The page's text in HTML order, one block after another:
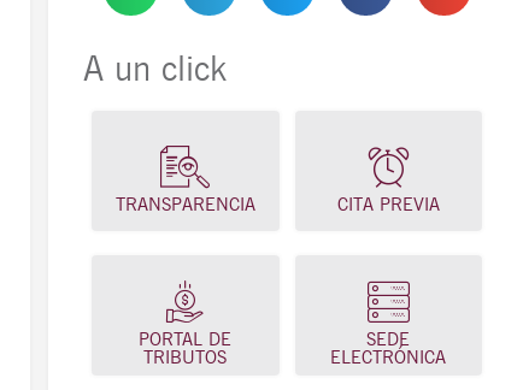
A un click
TRANSPARENCIA CITA PREVIA
PORTAL DE
TRIBUTOS
SEDE
ELECTRÓNICA